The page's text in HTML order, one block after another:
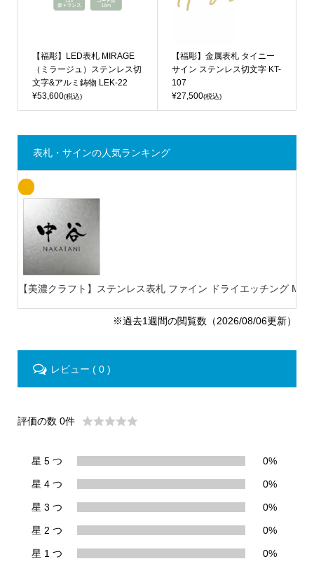
【福彫】LED表札 MIRAGE
（ミラージュ）ステンレス切
文字&アルミ鋳物 LEK-22
¥53,600(税込)
【福彫】金属表札 タイニー
サイン ステンレス切文字 KT-
107
¥27,500(税込)
表札・サインの人気ランキング
【美濃クラフト】ステンレス表札 ファイン ドライエッチング MB-
※過去1週間の閲覧数（2026/08/06更新）
レビュー ( 0 )
評価の数 0件
星 5 つ 0%
星 4 つ 0%
星 3 つ 0%
星 2 つ 0%
星 1 つ 0%